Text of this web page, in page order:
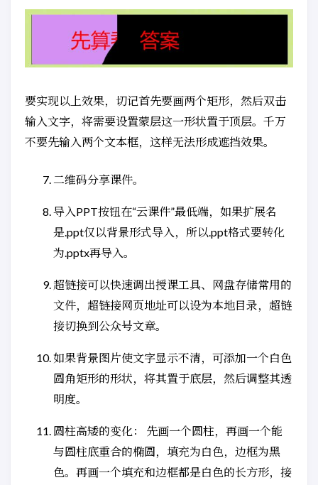
要实现以上效果，切记首先要画两个矩形，然后双击
输入文字，将需要设置蒙层这一形状置于顶层。千万
不要先输入两个文本框，这样无法形成遮挡效果。
二维码分享课件。
导入PPT按钮在“云课件”最低端，如果扩展名
是.ppt仅以背景形式导入，所以.ppt格式要转化
为.pptx再导入。
超链接可以快速调出授课工具、网盘存储常用的
文件，超链接网页地址可以设为本地目录，超链
接切换到公众号文章。
如果背景图片使文字显示不清，可添加一个白色
圆角矩形的形状，将其置于底层，然后调整其透
明度。
圆柱高矮的变化： 先画一个圆柱，再画一个能
与圆柱底重合的椭圆，填充为白色，边框为黑
色。再画一个填充和边框都是白色的长方形，接